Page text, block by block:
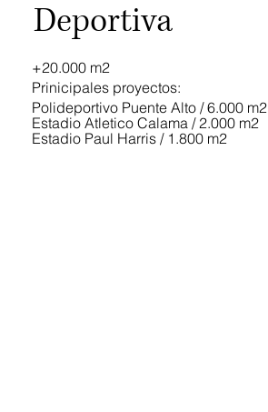
Deportiva
+20.000 m2
Prinicipales proyectos:
Polideportivo Puente Alto / 6.000 m2
Estadio Atletico Calama / 2.000 m2
Estadio Paul Harris / 1.800 m2